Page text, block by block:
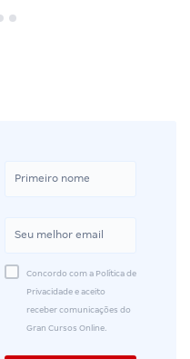
Concordo com a Política de
Privacidade e aceito
receber comunicações do
Gran Cursos Online.